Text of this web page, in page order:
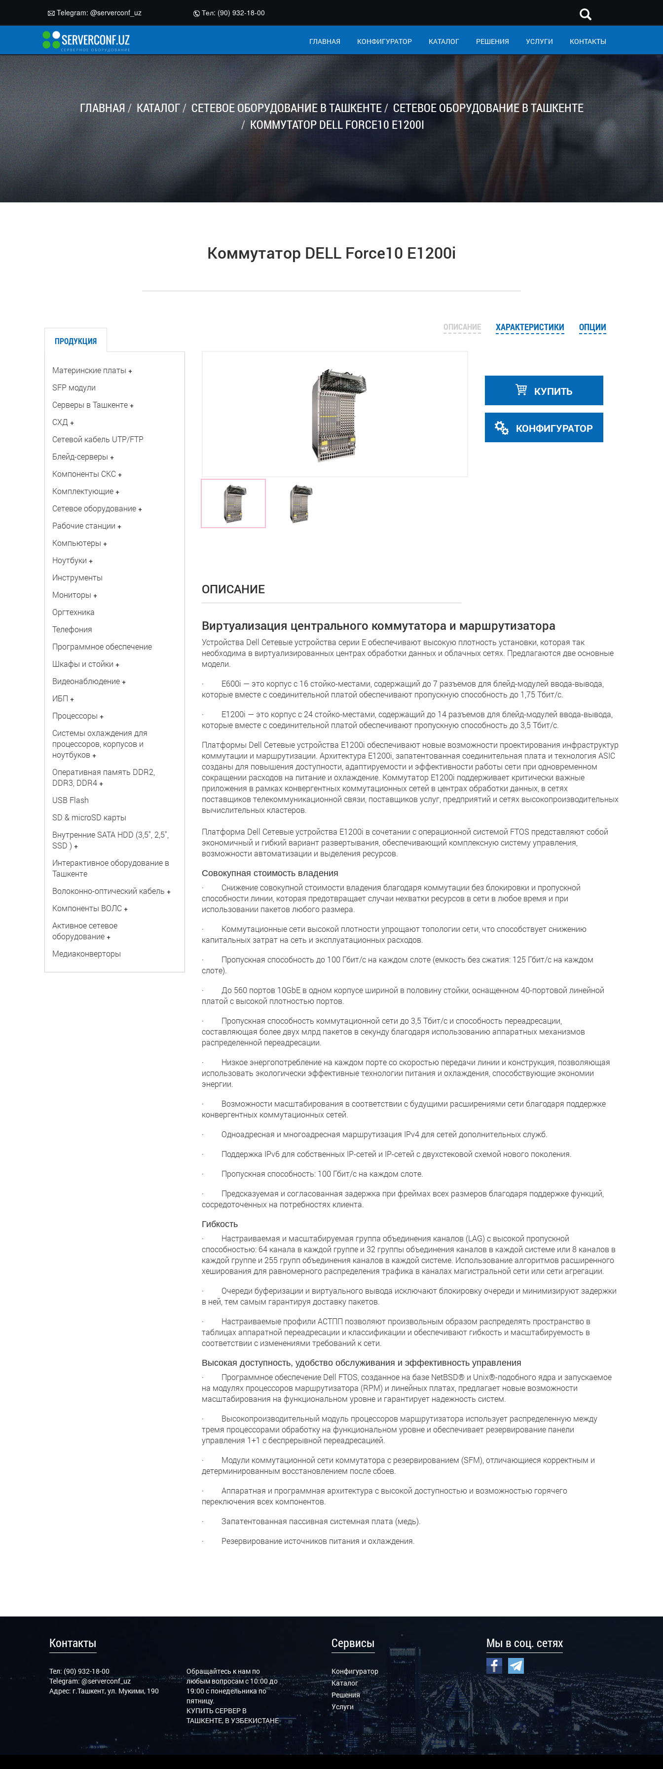
Telegram: @serverconf_uz Тел: (90) 932-18-00
ГЛАВНАЯ КОНФИГУРАТОР КАТАЛОГ РЕШЕНИЯ УСЛУГИ КОНТАКТЫ
ГЛАВНАЯ КАТАЛОГ СЕТЕВОЕ ОБОРУДОВАНИЕ В ТАШКЕНТЕ
СЕТЕВОЕ ОБОРУДОВАНИЕ В ТАШКЕНТЕ
КОММУТАТОР DELL FORCE10 E1200I
Коммутатор DELL Force10 E1200i
ПРОДУКЦИЯ
Материнские платы +
SFP модули
Серверы в Ташкенте +
СХД +
Сетевой кабель UTP/FTP
Блейд-серверы +
Компоненты СКС +
Комплектующие +
Сетевое оборудование +
Рабочие станции +
Компьютеры +
Ноутбуки +
Инструменты
Мониторы +
Оргтехника
Телефония
Программное обеспечение
Шкафы и стойки +
Видеонаблюдение +
ИБП +
Процессоры +
Системы охлаждения для
процессоров, корпусов и
ноутбуков +
Оперативная память DDR2,
DDR3, DDR4 +
USB Flash
SD & microSD карты
Внутренние SATA HDD (3,5", 2,5",
SSD ) +
Интерактивное оборудование в
Ташкенте
Волоконно-оптический кабель +
Компоненты ВОЛС +
Активное сетевое
оборудование +
Медиаконверторы
ОПИСАНИЕ ХАРАКТЕРИСТИКИ ОПЦИИ
КУПИТЬ
КОНФИГУРАТОР
ОПИСАНИЕ
Виртуализация центрального коммутатора и маршрутизатора
Устройства Dell Сетевые устройства серии E обеспечивают высокую плотность установки, которая так
необходима в виртуализированных центрах обработки данных и облачных сетях. Предлагаются две основные
модели.
· E600i — это корпус с 16 стойко-местами, содержащий до 7 разъемов для блейд-модулей ввода-вывода,
которые вместе с соединительной платой обеспечивают пропускную способность до 1,75 Тбит/с.
· E1200i — это корпус с 24 стойко-местами, содержащий до 14 разъемов для блейд-модулей ввода-вывода,
которые вместе с соединительной платой обеспечивают пропускную способность до 3,5 Тбит/с.
Платформы Dell Сетевые устройства E1200i обеспечивают новые возможности проектирования инфраструктур
коммутации и маршрутизации. Архитектура E1200i, запатентованная соединительная плата и технология ASIC
созданы для повышения доступности, адаптируемости и эффективности работы сети при одновременном
сокращении расходов на питание и охлаждение. Коммутатор E1200i поддерживает критически важные
приложения в рамках конвергентных коммутационных сетей в центрах обработки данных, в сетях
поставщиков телекоммуникационной связи, поставщиков услуг, предприятий и сетях высокопроизводительных
вычислительных кластеров.
Платформа Dell Сетевые устройства E1200i в сочетании с операционной системой FTOS представляют собой
экономичный и гибкий вариант развертывания, обеспечивающий комплексную систему управления,
возможности автоматизации и выделения ресурсов.
Совокупная стоимость владения
· Снижение совокупной стоимости владения благодаря коммутации без блокировки и пропускной
способности линии, которая предотвращает случаи нехватки ресурсов в сети в любое время и при
использовании пакетов любого размера.
· Коммутационные сети высокой плотности упрощают топологии сети, что способствует снижению
капитальных затрат на сеть и эксплуатационных расходов.
· Пропускная способность до 100 Гбит/с на каждом слоте (емкость без сжатия: 125 Гбит/с на каждом
слоте).
· До 560 портов 10GbE в одном корпусе шириной в половину стойки, оснащенном 40-портовой линейной
платой с высокой плотностью портов.
· Пропускная способность коммутационной сети до 3,5 Тбит/с и способность переадресации,
составляющая более двух млрд пакетов в секунду благодаря использованию аппаратных механизмов
распределенной переадресации.
· Низкое энергопотребление на каждом порте со скоростью передачи линии и конструкция, позволяющая
использовать экологически эффективные технологии питания и охлаждения, способствующие экономии
энергии.
· Возможности масштабирования в соответствии с будущими расширениями сети благодаря поддержке
конвергентных коммутационных сетей.
· Одноадресная и многоадресная маршрутизация IPv4 для сетей дополнительных служб.
· Поддержка IPv6 для собственных IP-сетей и IP-сетей с двухстековой схемой нового поколения.
· Пропускная способность: 100 Гбит/с на каждом слоте.
· Предсказуемая и согласованная задержка при фреймах всех размеров благодаря поддержке функций,
сосредоточенных на потребностях клиента.
Гибкость
· Настраиваемая и масштабируемая группа объединения каналов (LAG) с высокой пропускной
способностью: 64 канала в каждой группе и 32 группы объединения каналов в каждой системе или 8 каналов в
каждой группе и 255 групп объединения каналов в каждой системе. Использование алгоритмов расширенного
хеширования для равномерного распределения трафика в каналах магистральной сети или сети агрегации.
· Очереди буферизации и виртуального вывода исключают блокировку очереди и минимизируют задержки
в ней, тем самым гарантируя доставку пакетов.
· Настраиваемые профили АСТПП позволяют произвольным образом распределять пространство в
таблицах аппаратной переадресации и классификации и обеспечивают гибкость и масштабируемость в
соответствии с изменениями требований к сети.
Высокая доступность, удобство обслуживания и эффективность управления
· Программное обеспечение Dell FTOS, созданное на базе NetBSD® и Unix®-подобного ядра и запускаемое
на модулях процессоров маршрутизатора (RPM) и линейных платах, предлагает новые возможности
масштабирования на функциональном уровне и гарантирует надежность систем.
· Высокопроизводительный модуль процессоров маршрутизатора использует распределенную между
тремя процессорами обработку на функциональном уровне и обеспечивает резервирование панели
управления 1+1 с беспрерывной переадресацией.
· Модули коммутационной сети коммутатора с резервированием (SFM), отличающиеся корректным и
детерминированным восстановлением после сбоев.
· Аппаратная и программная архитектура с высокой доступностью и возможностью горячего
переключения всех компонентов.
· Запатентованная пассивная системная плата (медь).
· Резервирование источников питания и охлаждения.
Контакты
Тел: (90) 932-18-00
Telegram:@serverconf_uz
Адрес: г.Ташкент, ул. Мукими, 190
Обращайтесь к нам по
любым вопросам с 10:00 до
19:00 с понедельника по
пятницу.
КУПИТЬ СЕРВЕР В
ТАШКЕНТЕ, В УЗБЕКИСТАНЕ
Сервисы
Конфигуратор
Каталог
Решения
Услуги
Мы в соц. сетях